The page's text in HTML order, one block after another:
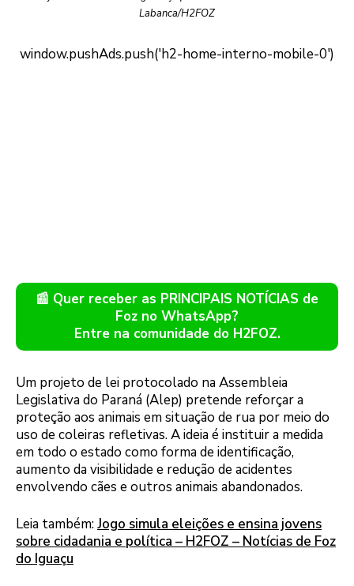
Labanca/H2FOZ
📰 Quer receber as PRINCIPAIS NOTÍCIAS de
Foz no WhatsApp?
Entre na comunidade do H2FOZ.
Um projeto de lei protocolado na Assembleia
Legislativa do Paraná (Alep) pretende reforçar a
proteção aos animais em situação de rua por meio do
uso de coleiras refletivas. A ideia é instituir a medida
em todo o estado como forma de identificação,
aumento da visibilidade e redução de acidentes
envolvendo cães e outros animais abandonados.
Leia também:Jogo simula eleições e ensina jovens
sobre cidadania e política – H2FOZ – Notícias de Foz
do Iguaçu